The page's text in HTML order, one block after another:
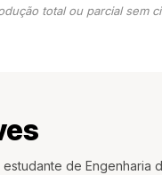
total ou parcial sem
de Engenharia